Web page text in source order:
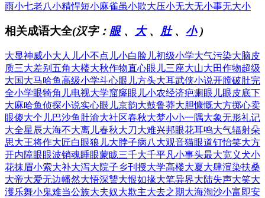
雨小七老八小精悍短小麻雀虽小欺大压小无大无小事无大小
相关成语大全(汉字： 眼、 大、 肚、 小)
大显神威小大人儿小不点儿小白脸儿初级小学大气污染大脑皮
质三大差别 五角大楼大秋作物直心眼儿三座大山大田作物超级
大国大马哈鱼高级小学斗心眼儿方头大耳武侠小说开膛破肚完
全小学眼犄角儿电视大学窟窿眼儿小农经济疤瘌眼儿眼皮底下
大麻哈鱼侦探小说实心眼儿京韵大鼓鲁莽大胆慷慨大方掷心卖
眼傻大个儿巴沙鱼肚渝大社区春秋大梦小小一隅大象无形礼记
大全星辰大海不大离儿春秋大刀大难兴邦眼花耳鸣大气辐射朵
思大王将作大匠白眼狼儿大脖子病八大观音猫眼道钉怡笑大方
开内障眼眼波销魂睡眼蒙眬三千大千平凡小事头最大宽义犬小
花抹眉小索大补大泻大院子乡刊授大学高楼大夏大肆渲染扶桑
大帝大爱无边幡然大悟深讐大恨如掾大笔异界大陆失声大笑大
濩乐舞小鬼难当公族大夫奴大欺主大去之期大海淘沙小富即安